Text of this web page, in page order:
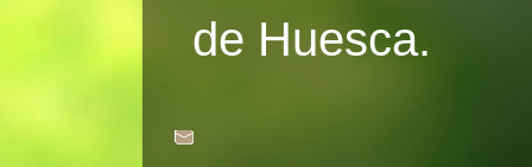
de Huesca.